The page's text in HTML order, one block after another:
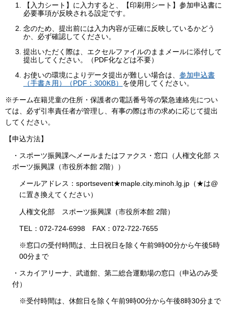
【入力シート】に入力すると、【印刷用シート】参加申込書に
必要事項が反映される設定です。
念のため、提出前には入力内容が正確に反映しているかどう
か、必ず確認してください。
提出いただく際は、エクセルファイルのままメールに添付して
提出してください。（PDF化などは不要）
お使いの環境によりデータ提出が難しい場合は、 参加申込書
（手書き用）（PDF：300KB） を使用してください。
※チーム在籍児童の住所・保護者の電話番号等の緊急連絡先につい
ては、必ず引率責任者が管理し、有事の際は市の求めに応じて提出
してください。
【申込方法】
・スポーツ振興課へメールまたはファクス・窓口（人権文化部 ス
ポーツ振興課（市役所本館 2階））
メールアドレス：sportsevent★maple.city.minoh.lg.jp（★は@
に置き換えてください）
人権文化部 スポーツ振興課（市役所本館 2階）
TEL：072-724-6998 FAX：072-722-7655
※窓口の受付時間は、土日祝日を除く午前9時00分から午後5時
00分まで
・ スカイアリーナ、武道館、第二総合運動場の窓口（申込のみ受
付）
※受付時間は、休館日を除く午前9時00分から午後8時30分まで